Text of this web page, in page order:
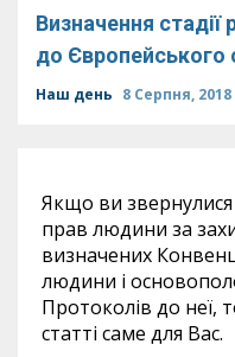
Визначення стадії
до Європейського
Наш день 8 Серпня, 2018
Якщо ви
прав людини за
визначених
людини і
Протоколів до неї,
статті саме для Вас.